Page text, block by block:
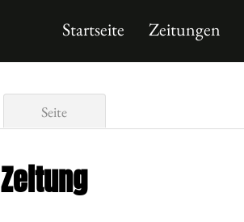
Startseite Zeitungen
Seite
Zeitung